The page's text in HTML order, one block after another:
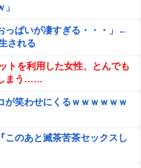
っぱいが凄すぎる・・・」←
される
トを利用した女性、とんでも
まう……
が笑わせにくるｗｗｗｗｗｗ
このあと滅茶苦茶セックスし